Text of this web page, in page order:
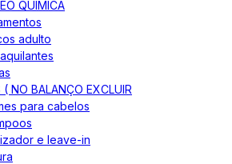
QUIMICA
adulto
( NO BALANÇO EXCLUIR
para cabelos
e leave-in